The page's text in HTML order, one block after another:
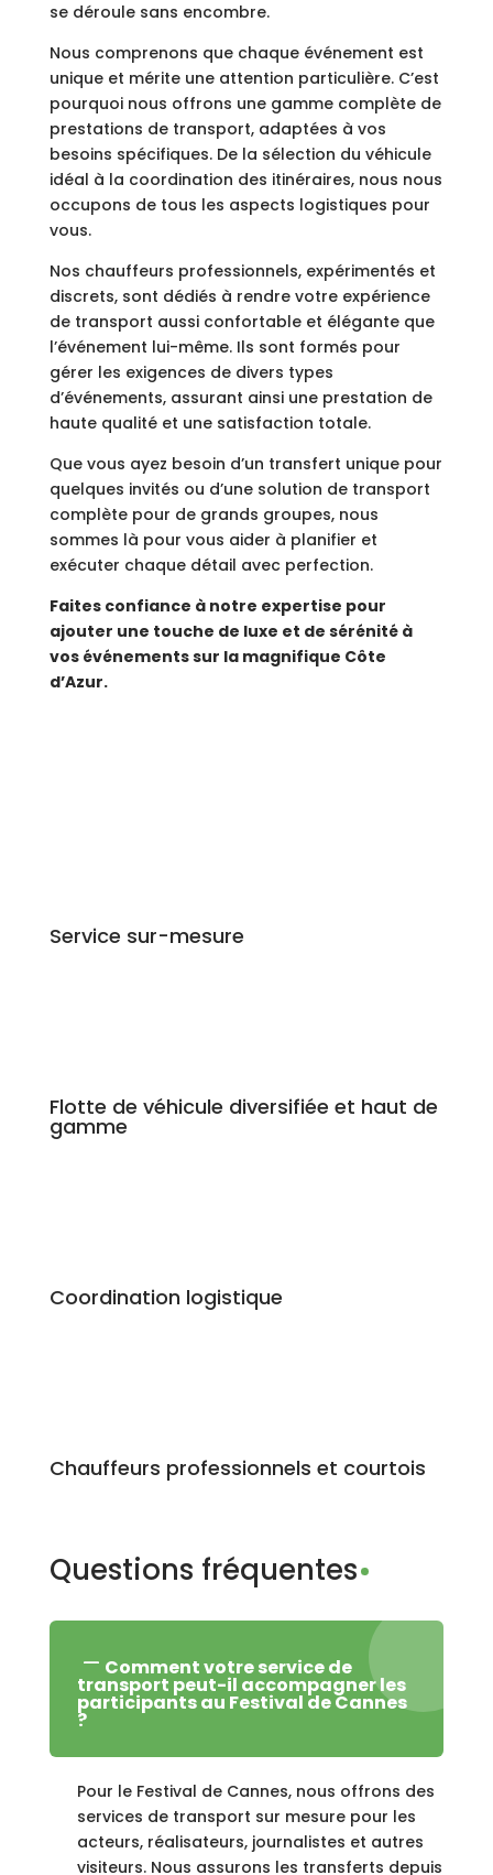
se déroule sans encombre.
Nous comprenons que chaque événement est
unique et mérite une attention particulière. C’est
pourquoi nous offrons une gamme complète de
prestations de transport, adaptées à vos
besoins spécifiques. De la sélection du véhicule
idéal à la coordination des itinéraires, nous nous
occupons de tous les aspects logistiques pour
vous.
Nos chauffeurs professionnels, expérimentés et
discrets, sont dédiés à rendre votre expérience
de transport aussi confortable et élégante que
l’événement lui-même. Ils sont formés pour
gérer les exigences de divers types
d’événements, assurant ainsi une prestation de
haute qualité et une satisfaction totale.
Que vous ayez besoin d’un transfert unique pour
quelques invités ou d’une solution de transport
complète pour de grands groupes, nous
sommes là pour vous aider à planifier et
exécuter chaque détail avec perfection.
Faites confiance à notre expertise pour
ajouter une touche de luxe et de sérénité à
vos événements sur la magnifique Côte
d’Azur.
Service sur-mesure
Flotte de véhicule diversifiée et haut de
gamme
Coordination logistique
Chauffeurs professionnels et courtois
Questions fréquentes
Comment votre service de
transport peut-il accompagner les
participants au Festival de Cannes
?
Pour le Festival de Cannes, nous offrons des
services de transport sur mesure pour les
acteurs, réalisateurs, journalistes et autres
visiteurs. Nous assurons les transferts depuis